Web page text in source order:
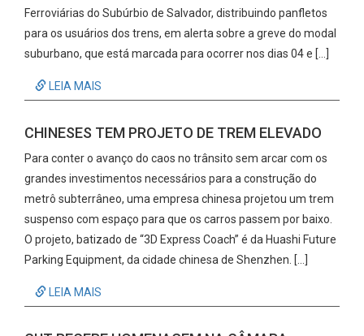
Ferroviárias do Subúrbio de Salvador, distribuindo panfletos
para os usuários dos trens, em alerta sobre a greve do modal
suburbano, que está marcada para ocorrer nos dias 04 e […]
LEIA MAIS
CHINESES TEM PROJETO DE TREM ELEVADO
Para conter o avanço do caos no trânsito sem arcar com os
grandes investimentos necessários para a construção do
metrô subterrâneo, uma empresa chinesa projetou um trem
suspenso com espaço para que os carros passem por baixo.
O projeto, batizado de “3D Express Coach” é da Huashi Future
Parking Equipment, da cidade chinesa de Shenzhen. […]
LEIA MAIS